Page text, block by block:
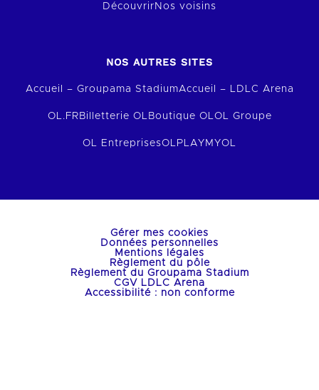
Découvrir Nos voisins
NOS AUTRES SITES
Accueil – Groupama StadiumAccueil – LDLC Arena
OL.FR Billetterie OL Boutique OLOL Groupe
OL EntreprisesOLPLAY MYOL
Gérer mes cookies
Données personnelles
Mentions légales
Règlement du pôle
Règlement du Groupama Stadium
CGV LDLC Arena
Accessibilité : non conforme